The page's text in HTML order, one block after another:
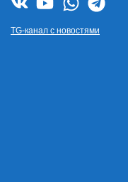
TG-канал с новостями